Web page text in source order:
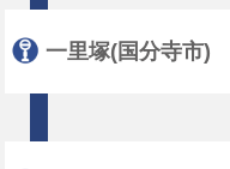
一里塚(国分寺市)